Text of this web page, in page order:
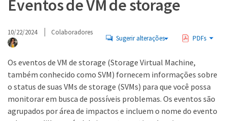
Eventos de VM de storage
10/22/2024 Colaboradores
Sugerir alterações PDFs
Os eventos de VM de storage (Storage Virtual Machine,
também conhecido como SVM) fornecem informações sobre
o status de suas VMs de storage (SVMs) para que você possa
monitorar em busca de possíveis problemas. Os eventos são
agrupados por área de impactos e incluem o nome do evento